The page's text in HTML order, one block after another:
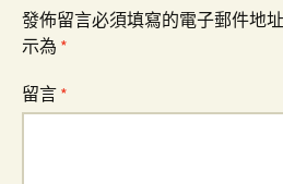
發佈留言必須填寫的電子郵件地
示為 *
留言 *